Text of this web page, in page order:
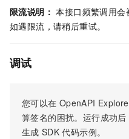
限流说明： 本接口频繁调用会
如遇限流，请稍后重试。
调试
您可以在 OpenAPI
算签名的困扰。运行成功
生成 SDK 代码示例。